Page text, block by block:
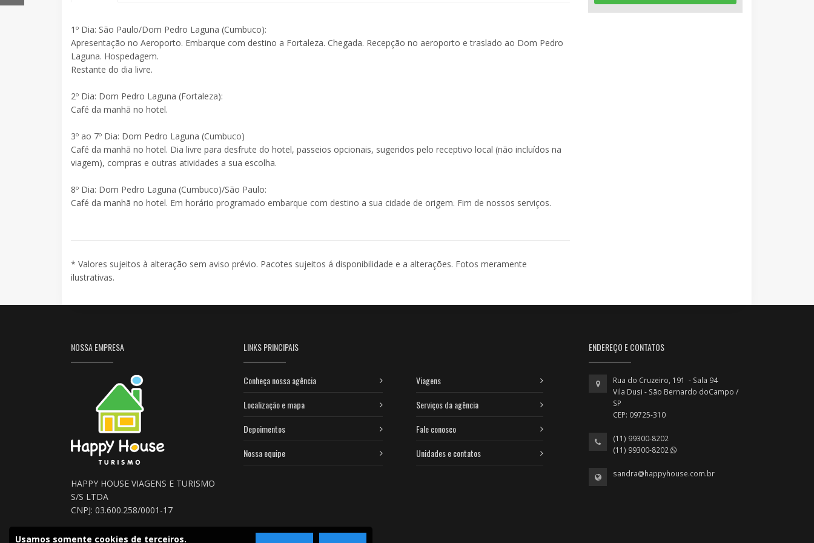
1º Dia: São Paulo/Dom Pedro Laguna (Cumbuco):
Apresentação no Aeroporto. Embarque com destino a Fortaleza. Chegada. Recepção no aeroporto e traslado ao Dom Pedro
Laguna. Hospedagem.
Restante do dia livre.
2º Dia: Dom Pedro Laguna (Fortaleza):
Café da manhã no hotel.
3º ao 7º Dia: Dom Pedro Laguna (Cumbuco)
Café da manhã no hotel. Dia livre para desfrute do hotel, passeios opcionais, sugeridos pelo receptivo local (não incluídos na
viagem), compras e outras atividades a sua escolha.
8º Dia: Dom Pedro Laguna (Cumbuco)/São Paulo:
Café da manhã no hotel. Em horário programado embarque com destino a sua cidade de origem. Fim de nossos serviços.
* Valores sujeitos à alteração sem aviso prévio. Pacotes sujeitos á disponibilidade e a alterações. Fotos meramente
ilustrativas.
NOSSA EMPRESA
HAPPY HOUSE VIAGENS E TURISMO
S/S LTDA
CNPJ: 03.600.258/0001-17
LINKS PRINCIPAIS
Conheça nossa agência
Localização e mapa
Depoimentos
Nossa equipe
Viagens
Serviços da agência
Fale conosco
Unidades e contatos
ENDEREÇO E CONTATOS
Rua do Cruzeiro, 191 - Sala 94
Vila Dusi - São Bernardo doCampo /
SP
CEP: 09725-310
(11) 99300-8202
(11) 99300-8202
sandra@happyhouse.com.br
Usamos somente cookies de terceiros.